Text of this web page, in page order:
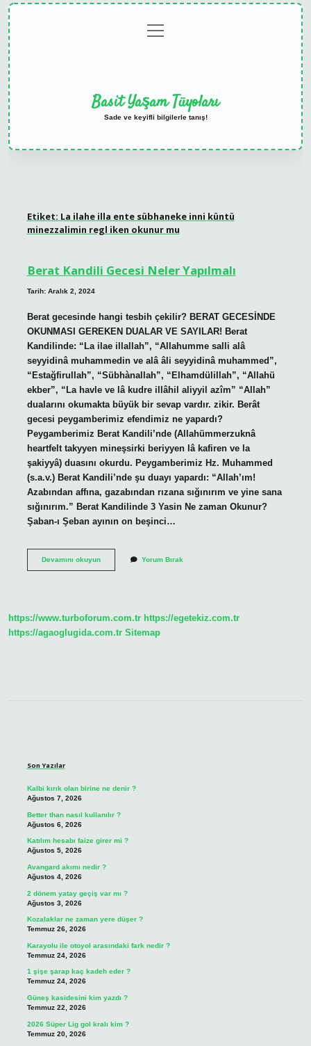
menüyü
aç
Basit Yaşam Tüyoları
Sade ve keyifli bilgilerle tanış!
Etiket: La ilahe illa ente sübhaneke inni küntü
minezzalimin regl iken okunur mu
Berat Kandili Gecesi Neler Yapılmalı
Tarih: Aralık 2, 2024
Berat gecesinde hangi tesbih çekilir? BERAT GECESİNDE
OKUNMASI GEREKEN DUALAR VE SAYILAR! Berat
Kandilinde: “La ilae illallah”, “Allahumme salli alâ
seyyidinâ muhammedin ve alâ âli seyyidinâ muhammed”,
“Estağfirullah”, “Sübhànallah”, “Elhamdülillah”, “Allahü
ekber”, “La havle ve lâ kudre illâhil aliyyil azîm” “Allah”
dualarını okumakta büyük bir sevap vardır. zikir. Berât
gecesi peygamberimiz efendimiz ne yapardı?
Peygamberimiz Berat Kandili’nde (Allahümmerzuknâ
heartfelt takyyen mineşsirki beriyyen lâ kafiren ve la
şakiyyâ) duasını okurdu. Peygamberimiz Hz. Muhammed
(s.a.v.) Berat Kandili’nde şu duayı yapardı: “Allah’ım!
Azabından affına, gazabından rızana sığınırım ve yine sana
sığınırım.” Berat Kandilinde 3 Yasin Ne zaman Okunur?
Şaban-ı Şeban ayının on beşinci…
Devamını okuyunBerat
Yorum Bırak
https://www.turboforum.com.tr https://egetekiz.com.tr
https://agaoglugida.com.tr Sitemap
Son Yazılar
Kalbi kırık olan birine ne denir ?
Ağustos 7, 2026
Better than nasıl kullanılır ?
Ağustos 6, 2026
Katılım hesabı faize girer mi ?
Ağustos 5, 2026
Avangard akımı nedir ?
Ağustos 4, 2026
2 dönem yatay geçiş var mı ?
Ağustos 3, 2026
Kozalaklar ne zaman yere düşer ?
Temmuz 26, 2026
Karayolu ile otoyol arasındaki fark nedir ?
Temmuz 24, 2026
1 şişe şarap kaç kadeh eder ?
Temmuz 24, 2026
Güneş kasidesini kim yazdı ?
Temmuz 22, 2026
2026 Süper Lig gol kralı kim ?
Temmuz 20, 2026